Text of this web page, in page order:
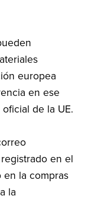
europea
en ese
de la UE.
en el
en la compras
la